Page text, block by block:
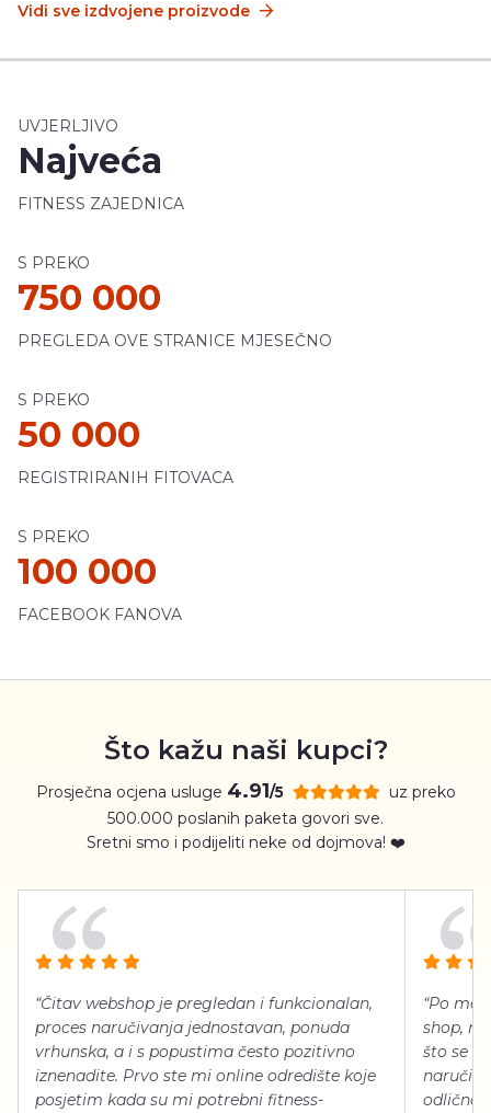
Vidi sve izdvojene proizvode
UVJERLJIVO
Najveća
FITNESS ZAJEDNICA
S PREKO
750 000
PREGLEDA OVE STRANICE MJESEČNO
S PREKO
50 000
REGISTRIRANIH FITOVACA
S PREKO
100 000
FACEBOOK FANOVA
Što kažu naši kupci?
Prosječna ocjena usluge 4.91/5
uz preko
500.000 poslanih paketa govori sve.
Sretni smo i podijeliti neke od dojmova! ❤️
“Čitav webshop je pregledan i funkcionalan,
proces naručivanja jednostavan, ponuda
vrhunska, a i s popustima često pozitivno
iznenadite. Prvo ste mi online odredište koje
posjetim kada su mi potrebni fitness-
“Po
shop,
što se
naručiti,
odlično